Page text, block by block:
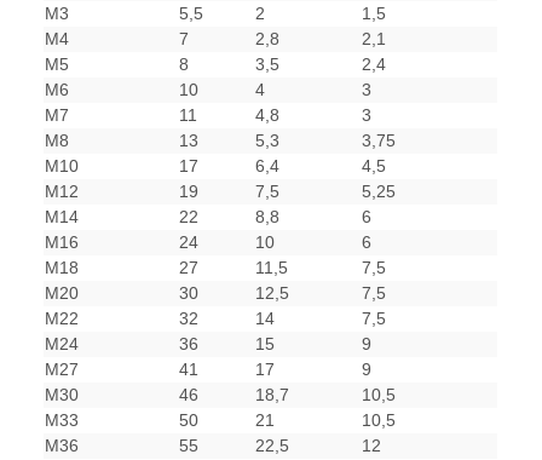
M3
5,5 2
1,5
M4
7 2,8
2,1
M5
8 3,5
2,4
M6
10 4
3
M7
11 4,8
3
M8
13 5,3
3,75
M10
17 6,4
4,5
M12
19 7,5
5,25
M14
22 8,8
6
M16
24 10
6
M18
27 11,5
7,5
M20
30 12,5
7,5
M22
32 14
7,5
M24
36 15
9
M27
41 17
9
M30
46 18,7
10,5
M33
50 21
10,5
M36
55 22,5
12